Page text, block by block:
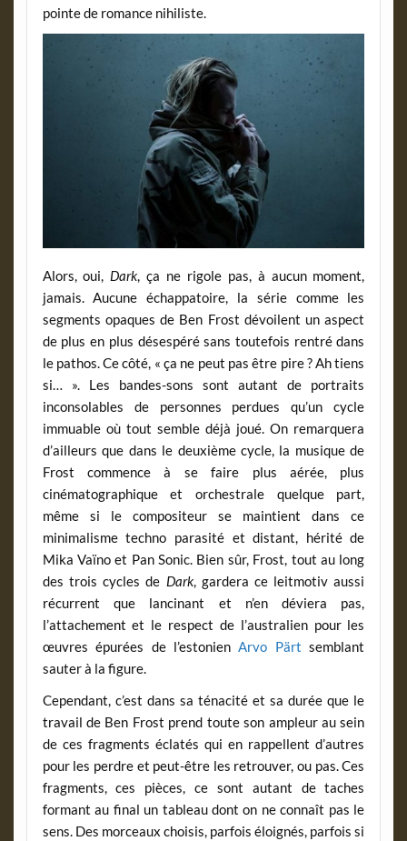
pointe de romance nihiliste.
Alors, oui, Dark, ça ne rigole pas, à aucun moment,
jamais. Aucune échappatoire, la série comme les
segments opaques de Ben Frost dévoilent un aspect
de plus en plus désespéré sans toutefois rentré dans
le pathos. Ce côté, « ça ne peut pas être pire ? Ah tiens
si… ». Les bandes-sons sont autant de portraits
inconsolables de personnes perdues qu’un cycle
immuable où tout semble déjà joué. On remarquera
d’ailleurs que dans le deuxième cycle, la musique de
Frost commence à se faire plus aérée, plus
cinématographique et orchestrale quelque part,
même si le compositeur se maintient dans ce
minimalisme techno parasité et distant, hérité de
Mika Vaïno et Pan Sonic. Bien sûr, Frost, tout au long
des trois cycles de Dark, gardera ce leitmotiv aussi
récurrent que lancinant et n’en déviera pas,
l’attachement et le respect de l’australien pour les
œuvres épurées de l’estonienArvo Pärt semblant
sauter à la figure.
Cependant, c’est dans sa ténacité et sa durée que le
travail de Ben Frost prend toute son ampleur au sein
de ces fragments éclatés qui en rappellent d’autres
pour les perdre et peut-être les retrouver, ou pas. Ces
fragments, ces pièces, ce sont autant de taches
formant au final un tableau dont on ne connaît pas le
sens. Des morceaux choisis, parfois éloignés, parfois si